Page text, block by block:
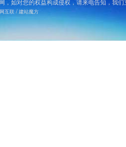
，如对您的权益构成侵权，请来电告知，我们
互联 /建站魔方